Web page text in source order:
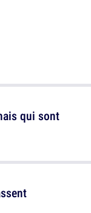
qui sont